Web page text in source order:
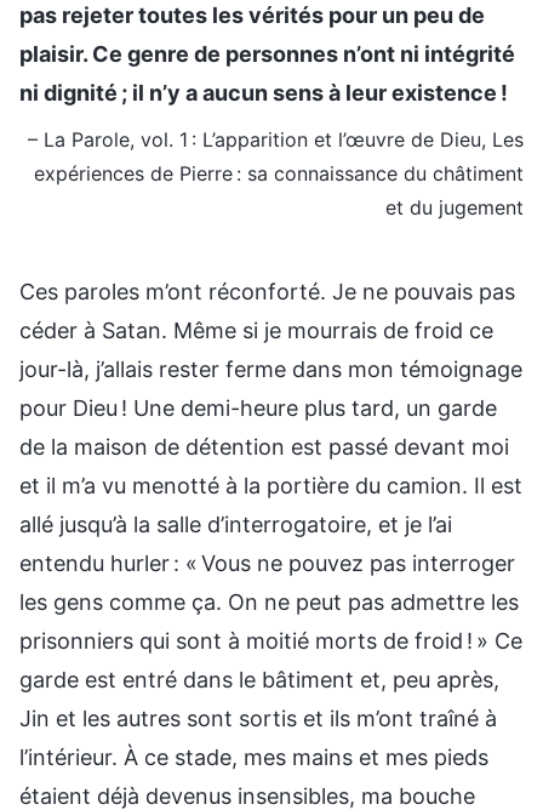
pas rejeter toutes les vérités pour un peu de
plaisir. Ce genre de personnes n’ont ni intégrité
ni dignité ; il n’y a aucun sens à leur existence !
– La Parole, vol. 1 : L’apparition et l’œuvre de Dieu, Les
expériences de Pierre : sa connaissance du châtiment
et du jugement
Ces paroles m’ont réconforté. Je ne pouvais pas
céder à Satan. Même si je mourrais de froid ce
jour-là, j’allais rester ferme dans mon témoignage
pour Dieu ! Une demi-heure plus tard, un garde
de la maison de détention est passé devant moi
et il m’a vu menotté à la portière du camion. Il est
allé jusqu’à la salle d’interrogatoire, et je l’ai
entendu hurler : « Vous ne pouvez pas interroger
les gens comme ça. On ne peut pas admettre les
prisonniers qui sont à moitié morts de froid ! » Ce
garde est entré dans le bâtiment et, peu après,
Jin et les autres sont sortis et ils m’ont traîné à
l’intérieur. À ce stade, mes mains et mes pieds
étaient déjà devenus insensibles, ma bouche